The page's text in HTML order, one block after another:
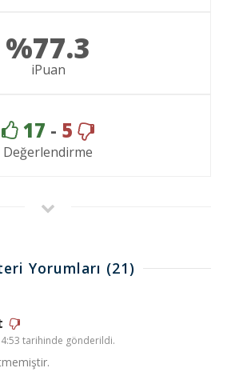
%77.3
iPuan
17 - 5
Değerlendirme
Yorumları (21)
tarihinde gönderildi.